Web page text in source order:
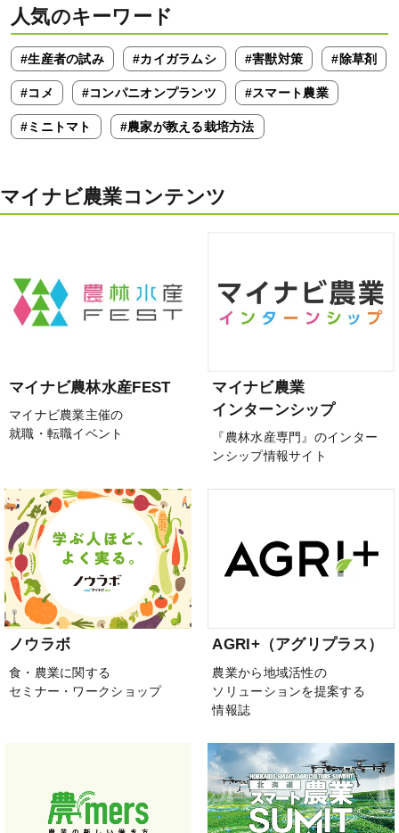
人気のキーワード
#生産者の試み #カイガラムシ #害獣対策 #除草剤
#コメ #コンパニオンプランツ #スマート農業
#ミニトマト #農家が教える栽培方法
マイナビ農業コンテンツ
マイナビ農林水産FEST
マイナビ農業主催の
就職・転職イベント
マイナビ農業
インターンシップ
『農林水産専門』のインター
ンシップ情報サイト
ノウラボ
食・農業に関する
セミナー・ワークショップ
AGRI+（アグリプラス）
農業から地域活性の
ソリューションを提案する
情報誌